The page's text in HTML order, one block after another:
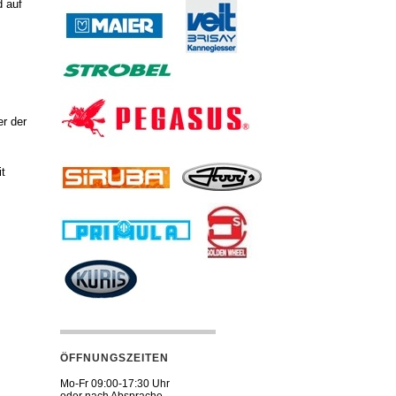
auf
der
ÖFFNUNGSZEITEN
Mo-Fr 09:00-17:30 Uhr